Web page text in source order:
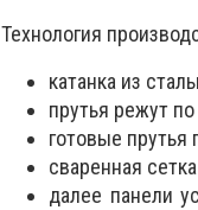
Технология
катанка из
прутья режут
готовые
сваренная
далее панели